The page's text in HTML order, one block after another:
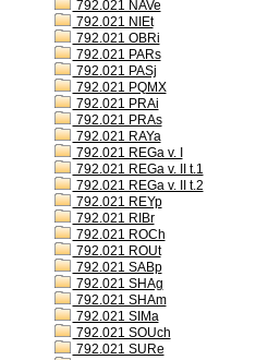
792.021 NAVe
792.021 NIEt
792.021 OBRi
792.021 PARs
792.021 PASj
792.021 PQMX
792.021 PRAi
792.021 PRAs
792.021 RAYa
792.021 REGa v. I
792.021 REGa v. II t.1
792.021 REGa v. II t.2
792.021 REYp
792.021 RIBr
792.021 ROCh
792.021 ROUt
792.021 SABp
792.021 SHAg
792.021 SHAm
792.021 SIMa
792.021 SOUch
792.021 SURe